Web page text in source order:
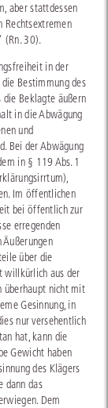
aber stattdessen
Rechtsextremen
(Rn. 30).
in der
Bestimmung des
Beklagte äußern
in die Abwägung
und
Bei der Abwägung
in § 119 Abs. 1
Im öffentlichen
bei öffentlich zur
erregenden
über die
willkürlich aus der
überhaupt nicht mit
Gesinnung, in
nur versehentlich
hat, kann die
Gewicht haben
des Klägers
dann das
Dem